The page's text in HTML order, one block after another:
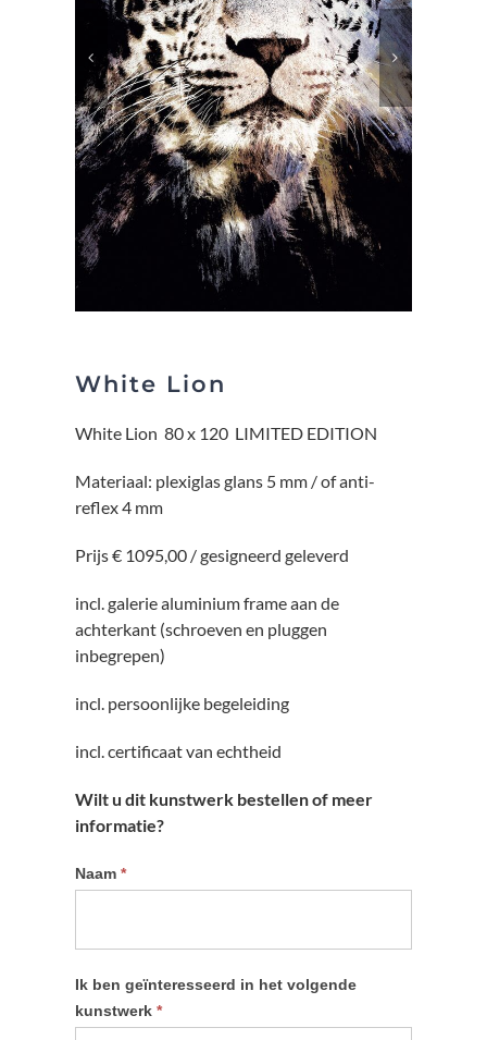
White Lion
White Lion 80 x 120 LIMITED EDITION
Materiaal: plexiglas glans 5 mm / of anti-
reflex 4 mm
Prijs € 1095,00 / gesigneerd geleverd
incl. galerie aluminium frame aan de
achterkant (schroeven en pluggen
inbegrepen)
incl. persoonlijke begeleiding
incl. certificaat van echtheid
Wilt u dit kunstwerk bestellen of meer
informatie?
Informatie
Naam *
Ik ben geïnteresseerd in het volgende
kunstwerk *